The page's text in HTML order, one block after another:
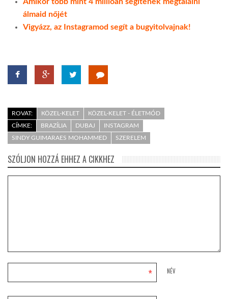
Amikor több mint 4 millióan segítenek megtalálni
álmaid nőjét
Vigyázz, az Instagramod segít a bugyitolvajnak!
ROVAT: KÖZEL-KELET
KÖZEL-KELET - ÉLETMÓD
CÍMKE:
BRAZÍLIA DUBAJ
INSTAGRAM
SINDY GUIMARAES MOHAMMED
SZERELEM
SZÓLJON HOZZÁ EHHEZ A CIKKHEZ
NÉV
*